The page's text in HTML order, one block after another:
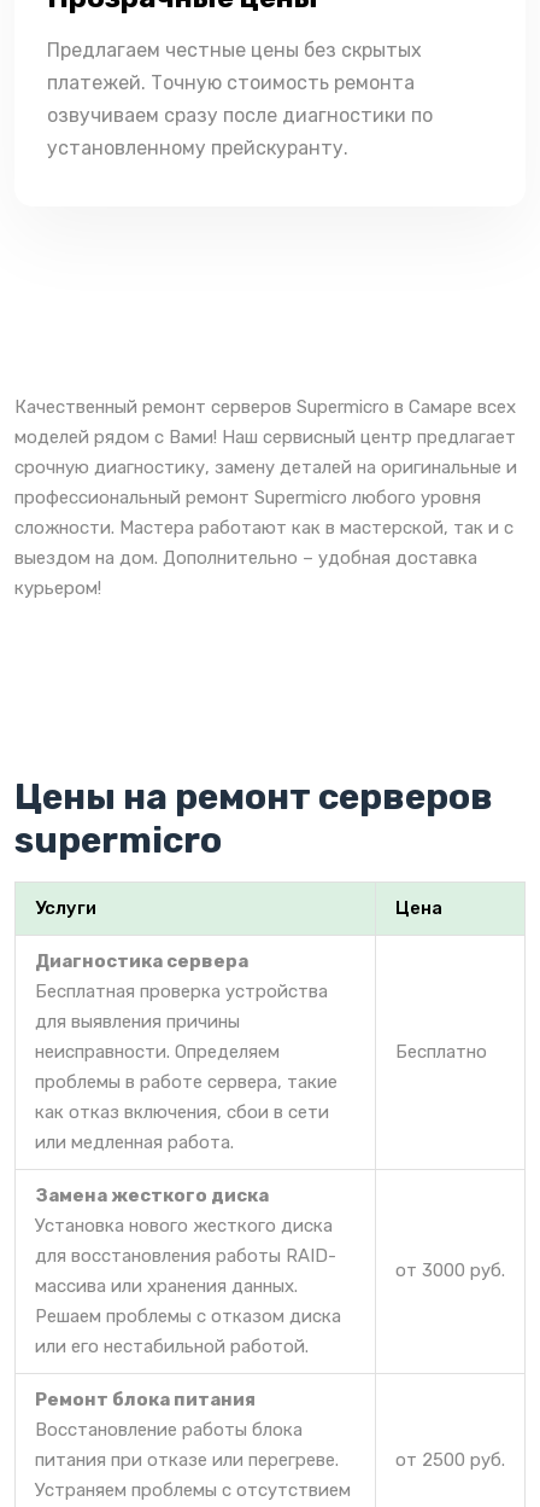
Предлагаем честные цены без скрытых
платежей. Точную стоимость ремонта
озвучиваем сразу после диагностики по
установленному прейскуранту.
Качественный ремонт серверов Supermicro в Самаре всех
моделей рядом с Вами! Наш сервисный центр предлагает
срочную диагностику, замену деталей на оригинальные и
профессиональный ремонт Supermicro любого уровня
сложности. Мастера работают как в мастерской, так и с
выездом на дом. Дополнительно – удобная доставка
курьером!
Цены на ремонт серверов
supermicro
Услуги Цена
Диагностика сервера
Бесплатная проверка устройства
для выявления причины
неисправности. Определяем
проблемы в работе сервера, такие
как отказ включения, сбои в сети
или медленная работа.
Бесплатно
Замена жесткого диска
Установка нового жесткого диска
для восстановления работы RAID-
массива или хранения данных.
Решаем проблемы с отказом диска
или его нестабильной работой.
от 3000 руб.
Ремонт блока питания
Восстановление работы блока
питания при отказе или перегреве.
Устраняем проблемы с отсутствием
от 2500 руб.